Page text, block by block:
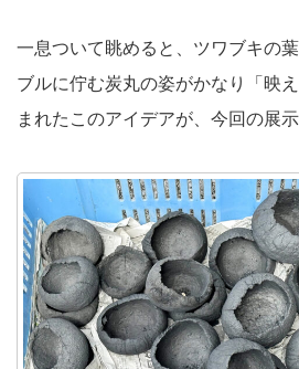
一息ついて眺めると、ツワブキの
ブルに佇む炭丸の姿がかなり「映
まれたこのアイデアが、今回の展